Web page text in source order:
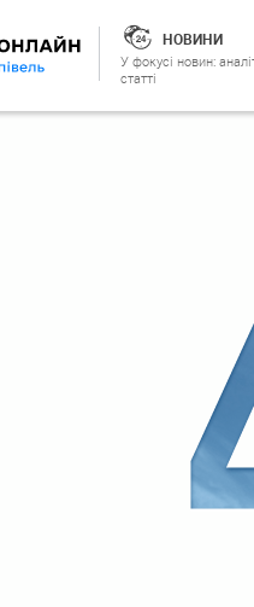
НОВИНИ
У фокусі новин:
статті